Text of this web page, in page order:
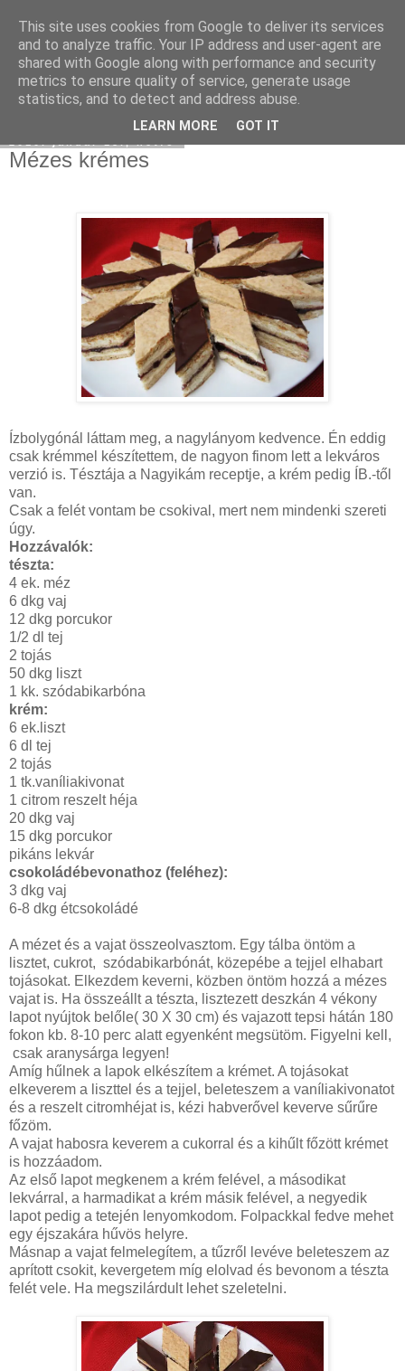
Moha Konyha
Mézes krémes
Ízbolygónál láttam meg, a nagylányom kedvence. Én eddig
csak krémmel készítettem, de nagyon finom lett a lekváros
verzió is. Tésztája a Nagyikám receptje, a krém pedig ÍB.-től
van.
Csak a felét vontam be csokival, mert nem mindenki szereti
úgy.
Hozzávalók:
tészta:
4 ek. méz
6 dkg vaj
12 dkg porcukor
1/2 dl tej
2 tojás
50 dkg liszt
1 kk. szódabikarbóna
krém:
6 ek.liszt
6 dl tej
2 tojás
1 tk.vaníliakivonat
1 citrom reszelt héja
20 dkg vaj
15 dkg porcukor
pikáns lekvár
csokoládébevonathoz (feléhez):
3 dkg vaj
6-8 dkg étcsokoládé
A mézet és a vajat összeolvasztom. Egy tálba öntöm a
lisztet, cukrot, szódabikarbónát, közepébe a tejjel elhabart
tojásokat. Elkezdem keverni, közben öntöm hozzá a mézes
vajat is. Ha összeállt a tészta, lisztezett deszkán 4 vékony
lapot nyújtok belőle( 30 X 30 cm) és vajazott tepsi hátán 180
fokon kb. 8-10 perc alatt egyenként megsütöm. Figyelni kell,
csak aranysárga legyen!
Amíg hűlnek a lapok elkészítem a krémet. A tojásokat
elkeverem a liszttel és a tejjel, beleteszem a vaníliakivonatot
és a reszelt citromhéjat is, kézi habverővel keverve sűrűre
főzöm.
A vajat habosra keverem a cukorral és a kihűlt főzött krémet
is hozzáadom.
Az első lapot megkenem a krém felével, a másodikat
lekvárral, a harmadikat a krém másik felével, a negyedik
lapot pedig a tetején lenyomkodom. Folpackkal fedve mehet
egy éjszakára hűvös helyre.
Másnap a vajat felmelegítem, a tűzről levéve beleteszem az
aprított csokit, kevergetem míg elolvad és bevonom a tészta
felét vele. Ha megszilárdult lehet szeletelni.
This site uses cookies from Google to deliver its services
and to analyze traffic. Your IP address and user-agent are
shared with Google along with performance and security
metrics to ensure quality of service, generate usage
statistics, and to detect and address abuse.
LEARN MORE GOT IT